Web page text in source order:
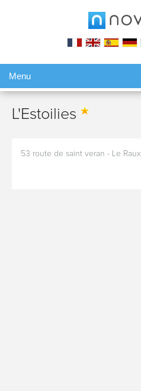
Menu
L'Estoilies
53 route de saint veran - Le Raux